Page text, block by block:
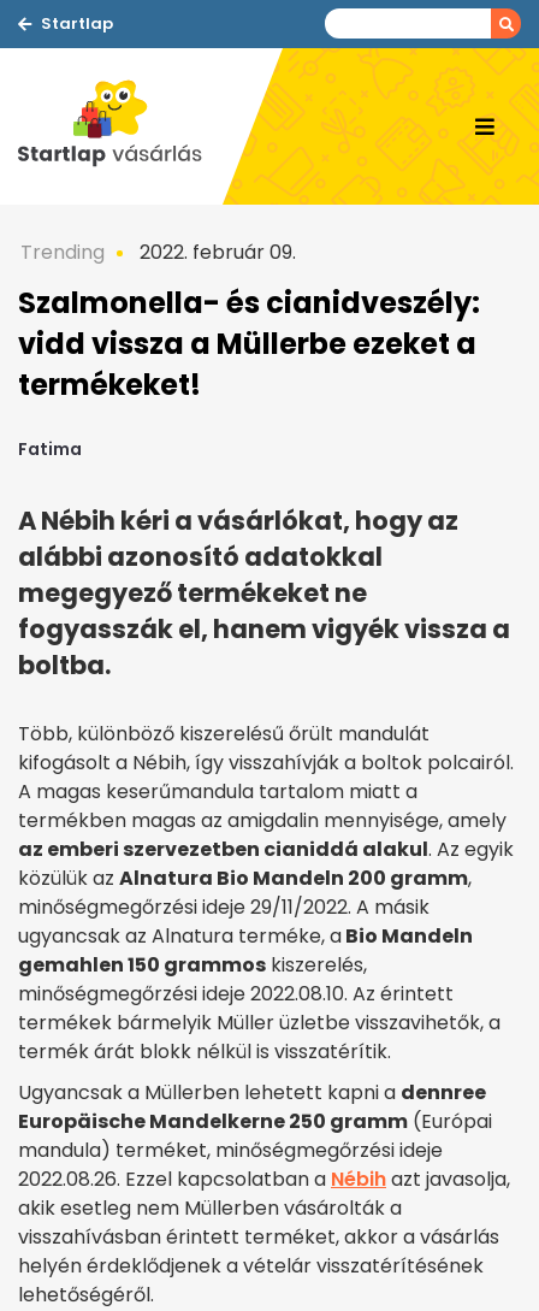
Startlap
Trending 2022. február 09.
Szalmonella- és cianidveszély:
vidd vissza a Müllerbe ezeket a
termékeket!
Fatima
A Nébih kéri a vásárlókat, hogy az
alábbi azonosító adatokkal
megegyező termékeket ne
fogyasszák el, hanem vigyék vissza a
boltba.
Több, különböző kiszerelésű őrült mandulát
kifogásolt a Nébih, így visszahívják a boltok polcairól.
A magas keserűmandula tartalom miatt a
termékben magas az amigdalin mennyisége, amely
az emberi szervezetben cianiddá alakul. Az egyik
közülük az Alnatura Bio Mandeln 200 gramm,
minőségmegőrzési ideje 29/11/2022. A másik
ugyancsak az Alnatura terméke, aBio Mandeln
gemahlen 150 grammos kiszerelés,
minőségmegőrzési ideje 2022.08.10. Az érintett
termékek bármelyik Müller üzletbe visszavihetők, a
termék árát blokk nélkül is visszatérítik.
Ugyancsak a Müllerben lehetett kapni a dennree
Europäische Mandelkerne 250 gramm (Európai
mandula) terméket, minőségmegőrzési ideje
2022.08.26. Ezzel kapcsolatban a Nébihazt javasolja,
akik esetleg nem Müllerben vásárolták a
visszahívásban érintett terméket, akkor a vásárlás
helyén érdeklődjenek a vételár visszatérítésének
lehetőségéről.